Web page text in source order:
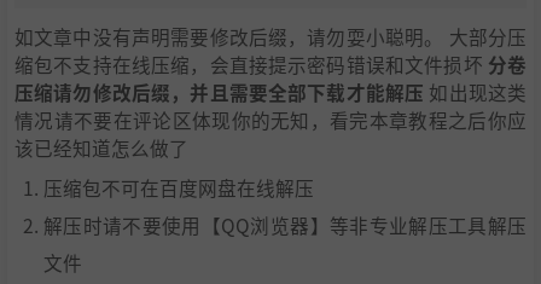
如文章中没有声明需要修改后缀，请勿耍小聪明。 大部分压
缩包不支持在线压缩，会直接提示密码错误和文件损坏 分卷
压缩请勿修改后缀，并且需要全部下载才能解压 如出现这类
情况请不要在评论区体现你的无知，看完本章教程之后你应
该已经知道怎么做了
压缩包不可在百度网盘在线解压
解压时请不要使用【QQ浏览器】等非专业解压工具解压
文件